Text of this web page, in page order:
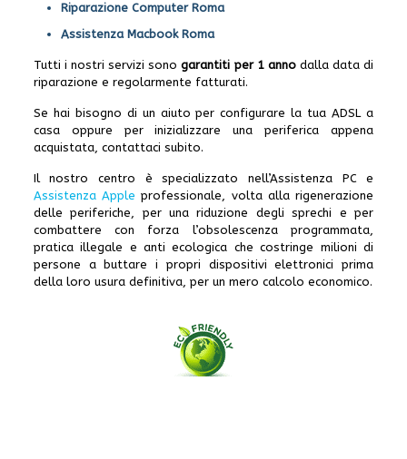
Riparazione Computer Roma
Assistenza Macbook Roma
Tutti i nostri servizi sonogarantiti per 1 annodalla data di
riparazione e regolarmente fatturati.
Se hai bisogno di un aiuto per configurare la tua ADSL a
casa oppure per inizializzare una periferica appena
acquistata, contattaci subito.
Il nostro centro è specializzato nell’Assistenza PC e
Assistenza Apple professionale, volta alla rigenerazione
delle periferiche, per una riduzione degli sprechi e per
combattere con forza l’obsolescenza programmata,
pratica illegale e anti ecologica che costringe milioni di
persone a buttare i propri dispositivi elettronici prima
della loro usura definitiva, per un mero calcolo economico.